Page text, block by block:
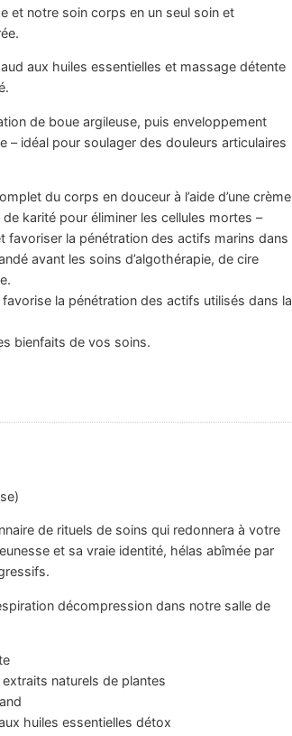
et notre soin corps en un seul soin et
aux huiles essentielles et massage détente
de boue argileuse, puis enveloppement
– idéal pour soulager des douleurs articulaires
du corps en douceur à l’aide d’une crème
karité pour éliminer les cellules mortes –
favoriser la pénétration des actifs marins dans
avant les soins d’algothérapie, de cire
la pénétration des actifs utilisés dans la
bienfaits de vos soins.
de rituels de soins qui redonnera à votre
et sa vraie identité, hélas abîmée par
décompression dans notre salle de
naturels de plantes
huiles essentielles détox